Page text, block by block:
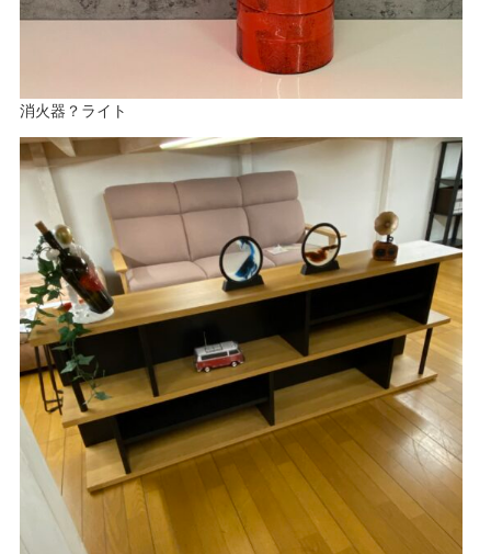
消火器？ライト